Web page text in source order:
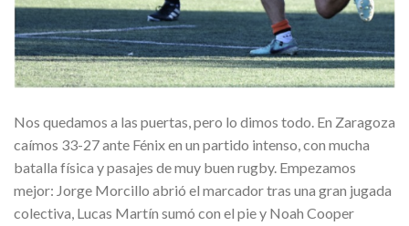
Nos quedamos a las puertas, pero lo dimos todo. En Zaragoza
caímos 33-27 ante Fénix en un partido intenso, con mucha
batalla física y pasajes de muy buen rugby. Empezamos
mejor: Jorge Morcillo abrió el marcador tras una gran jugada
colectiva, Lucas Martín sumó con el pie y Noah Cooper